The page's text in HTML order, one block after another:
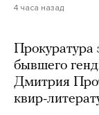
4 часа назад
Прокуратура
бывшего
Дмитрия
квир-